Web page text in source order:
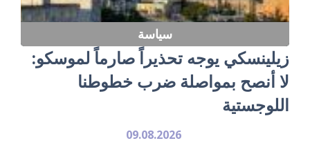
سياسة
زيلينسكي يوجه تحذيراً صارماً لموسكو:
لا أنصح بمواصلة ضرب خطوطنا
اللوجستية
09.08.2026